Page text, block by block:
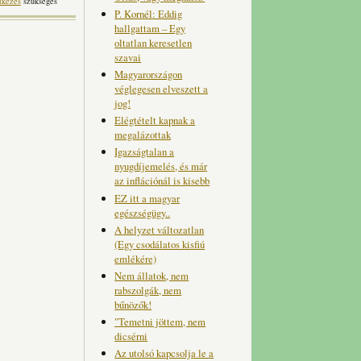
P. Kornél: Eddig
hallgattam – Egy
oltatlan keresetlen
szavai
Magyarországon
véglegesen elveszett a
jog!
Elégtételt kapnak a
megalázottak
Igazságtalan a
nyugdíjemelés, és már
az inflációnál is kisebb
EZ itt a magyar
egészségügy..
A helyzet változatlan
(Egy csodálatos kisfiú
emlékére)
Nem állatok, nem
rabszolgák, nem
bűnözők!
"Temetni jöttem, nem
dicsérni
Az utolsó kapcsolja le a